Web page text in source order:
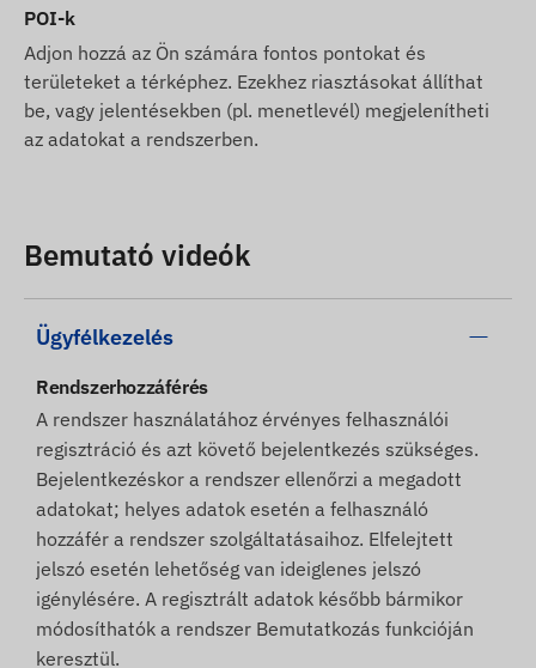
POI-k
Adjon hozzá az Ön számára fontos pontokat és
területeket a térképhez. Ezekhez riasztásokat állíthat
be, vagy jelentésekben (pl. menetlevél) megjelenítheti
az adatokat a rendszerben.
Bemutató videók
Ügyfélkezelés
Rendszerhozzáférés
A rendszer használatához érvényes felhasználói
regisztráció és azt követő bejelentkezés szükséges.
Bejelentkezéskor a rendszer ellenőrzi a megadott
adatokat; helyes adatok esetén a felhasználó
hozzáfér a rendszer szolgáltatásaihoz. Elfelejtett
jelszó esetén lehetőség van ideiglenes jelszó
igénylésére. A regisztrált adatok később bármikor
módosíthatók a rendszer Bemutatkozás funkcióján
keresztül.